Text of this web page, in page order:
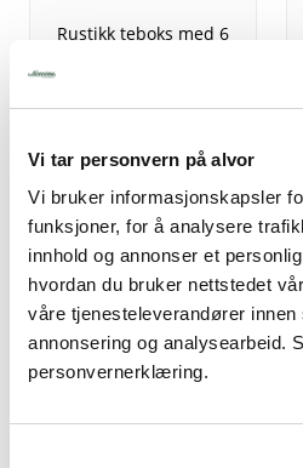
Vi tar personvern på alvor
Vi bruker informasjonskapsler
funksjoner, for å analysere
innhold og annonser et
hvordan du bruker nettstedet
våre tjenesteleverandører innen
annonsering og analysearbeid.
personvernerklæring.
Rustikk teboks med 6